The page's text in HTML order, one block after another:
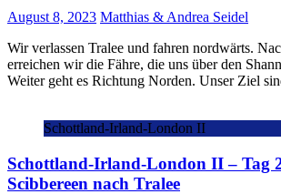
August 8, 2023 Matthias & Andrea Seidel
Wir verlassen Tralee und fahren nordwärts.
erreichen wir die Fähre, die uns über den
Weiter geht es Richtung Norden. Unser Ziel
Schottland-Irland-London II
Schottland-Irland-London II – Tag
Scibbereen nach Tralee